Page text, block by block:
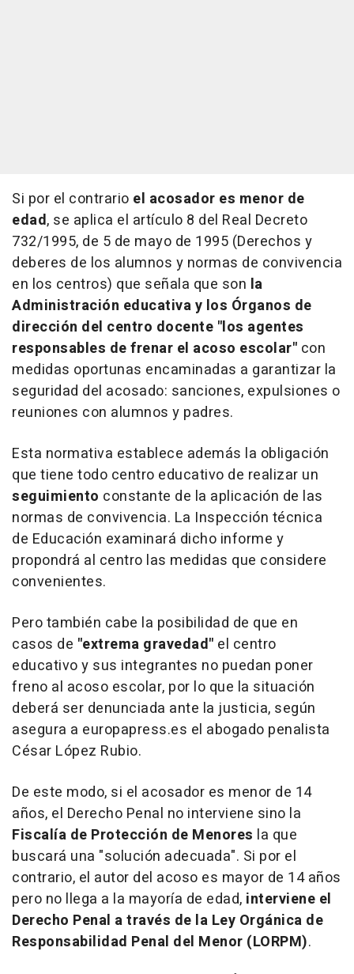
Si por el contrario el acosador es menor de
edad, se aplica el artículo 8 del Real Decreto
732/1995, de 5 de mayo de 1995 (Derechos y
deberes de los alumnos y normas de convivencia
en los centros) que señala que son la
Administración educativa y los Órganos de
dirección del centro docente "los agentes
responsables de frenar el acoso escolar" con
medidas oportunas encaminadas a garantizar la
seguridad del acosado: sanciones, expulsiones o
reuniones con alumnos y padres.
Esta normativa establece además la obligación
que tiene todo centro educativo de realizar un
seguimiento constante de la aplicación de las
normas de convivencia. La Inspección técnica
de Educación examinará dicho informe y
propondrá al centro las medidas que considere
convenientes.
Pero también cabe la posibilidad de que en
casos de "extrema gravedad" el centro
educativo y sus integrantes no puedan poner
freno al acoso escolar, por lo que la situación
deberá ser denunciada ante la justicia, según
asegura a europapress.es el abogado penalista
César López Rubio.
De este modo, si el acosador es menor de 14
años, el Derecho Penal no interviene sino la
Fiscalía de Protección de Menores la que
buscará una "solución adecuada". Si por el
contrario, el autor del acoso es mayor de 14 años
pero no llega a la mayoría de edad, interviene el
Derecho Penal a través de la Ley Orgánica de
Responsabilidad Penal del Menor (LORPM).